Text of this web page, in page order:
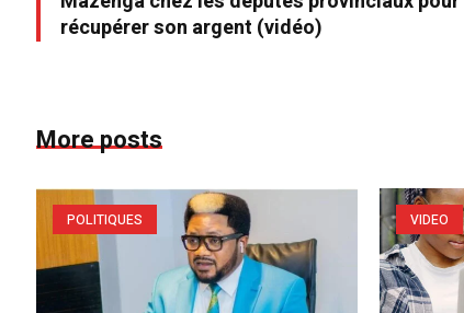
récupérer son argent (vidéo)
More posts
POLITIQUES VIDEO